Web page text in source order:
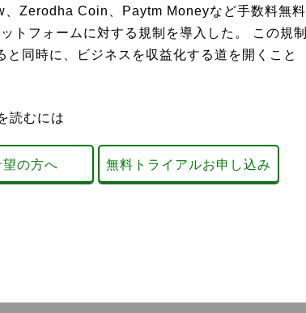
Zerodha Coin、Paytm Moneyなど手数料無料
トフォームに対する規制を導入した。 この規制
同時に、ビジネスを収益化する道を開くこと
読むには
の方へ 無料トライアルお申し込み